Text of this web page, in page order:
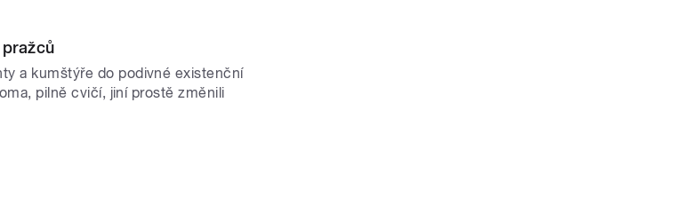
a kumštýře do podivné existenční
pilně cvičí, jiní prostě změnili